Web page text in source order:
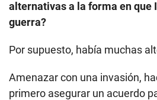
alternativas a la forma en que
guerra?
Por supuesto, había muchas
Amenazar con una invasión,
primero asegurar un acuerdo